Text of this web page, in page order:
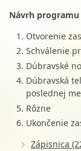
Návrh programu
Otvorenie
Schválenie
Dúbravské
Dúbravská
poslednej
Rôzne
Ukončenie
Zápisnica